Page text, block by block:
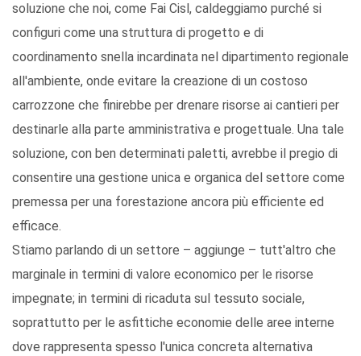
soluzione che noi, come Fai Cisl, caldeggiamo purché si
configuri come una struttura di progetto e di
coordinamento snella incardinata nel dipartimento regionale
all'ambiente, onde evitare la creazione di un costoso
carrozzone che finirebbe per drenare risorse ai cantieri per
destinarle alla parte amministrativa e progettuale. Una tale
soluzione, con ben determinati paletti, avrebbe il pregio di
consentire una gestione unica e organica del settore come
premessa per una forestazione ancora più efficiente ed
efficace.
Stiamo parlando di un settore – aggiunge – tutt'altro che
marginale in termini di valore economico per le risorse
impegnate; in termini di ricaduta sul tessuto sociale,
soprattutto per le asfittiche economie delle aree interne
dove rappresenta spesso l'unica concreta alternativa